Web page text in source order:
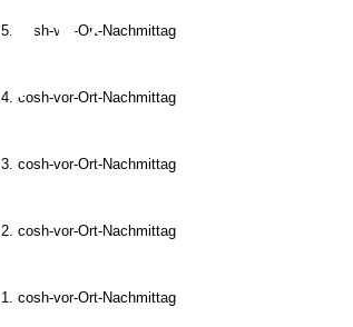
5. cosh-vor-Ort-Nachmittag
4. cosh-vor-Ort-Nachmittag
3. cosh-vor-Ort-Nachmittag
2. cosh-vor-Ort-Nachmittag
1. cosh-vor-Ort-Nachmittag